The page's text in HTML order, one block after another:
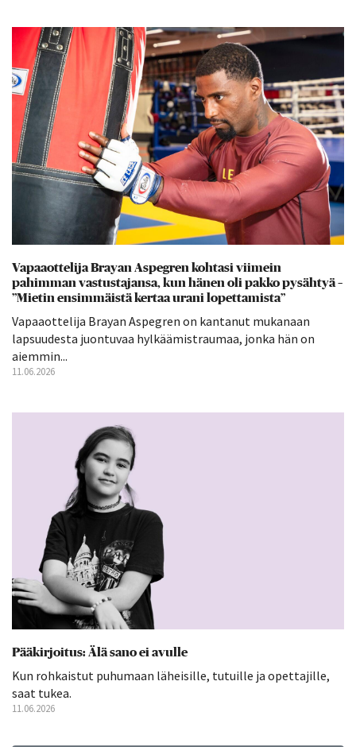
Vapaaottelija Brayan Aspegren kohtasi viimein
pahimman vastustajansa, kun hänen oli pakko pysähtyä –
”Mietin ensimmäistä kertaa urani lopettamista”
Vapaaottelija Brayan Aspegren on kantanut mukanaan
lapsuudesta juontuvaa hylkäämistraumaa, jonka hän on
aiemmin...
11.06.2026
Pääkirjoitus: Älä sano ei avulle
Kun rohkaistut puhumaan läheisille, tutuille ja opettajille,
saat tukea.
11.06.2026